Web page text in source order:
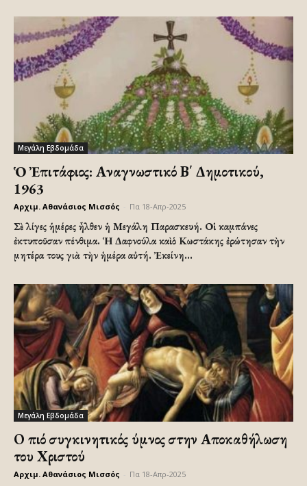
Μεγάλη Εβδομάδα
Ὁ Ἐπιτάφιος: Αναγνωστικό Β΄ Δημοτικού,
1963
Αρχιμ. Αθανάσιος Μισσός Πα 18-Απρ-2025
Σὲ λίγες ἡμέρες ἦλθεν ἡ Μεγάλη Παρασκευή. Οἱ καμπάνες
ἐκτυποῦσαν πένθιμα. Ἡ Δαφνούλα καὶ ὁ Κωστάκης ἐρώτησαν τὴν
μητέρα τους γιὰ τὴν ἡμέρα αὐτή. Ἐκείνη...
Μεγάλη Εβδομάδα
Ο πιό συγκινητικός ύμνος στην Αποκαθήλωση
του Χριστού
Αρχιμ. Αθανάσιος Μισσός Πα 18-Απρ-2025